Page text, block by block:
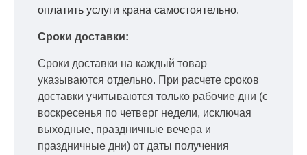
оплатить услуги крана самостоятельно.
Сроки доставки:
Сроки доставки на каждый товар
указываются отдельно. При расчете сроков
доставки учитываются только рабочие дни (с
воскресенья по четверг недели, исключая
выходные, праздничные вечера и
праздничные дни) от даты получения